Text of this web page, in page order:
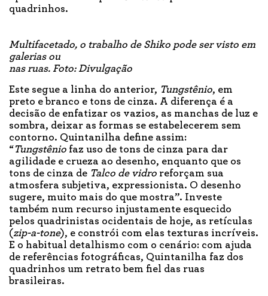
quadrinhos.
Multifacetado, o trabalho de Shiko pode ser visto em
galerias ou
nas ruas. Foto: Divulgação
Este segue a linha do anterior, Tungstênio, em
preto e branco e tons de cinza. A diferença é a
decisão de enfatizar os vazios, as manchas de luz e
sombra, deixar as formas se estabelecerem sem
contorno. Quintanilha define assim:
“Tungstênio faz uso de tons de cinza para dar
agilidade e crueza ao desenho, enquanto que os
tons de cinza de Talco de vidro reforçam sua
atmosfera subjetiva, expressionista. O desenho
sugere, muito mais do que mostra”. Investe
também num recurso injustamente esquecido
pelos quadrinistas ocidentais de hoje, as retículas
(zip-a-tone), e constrói com elas texturas incríveis.
E o habitual detalhismo com o cenário: com ajuda
de referências fotográficas, Quintanilha faz dos
quadrinhos um retrato bem fiel das ruas
brasileiras.